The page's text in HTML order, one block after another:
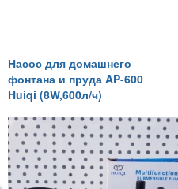
Насос для домашнего
фонтана и пруда AP-600
Huiqi (8W,600л/ч)